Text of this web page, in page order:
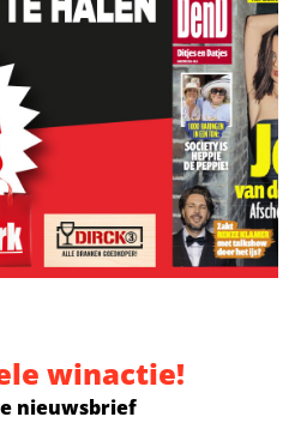
winactie!
nieuwsbrief